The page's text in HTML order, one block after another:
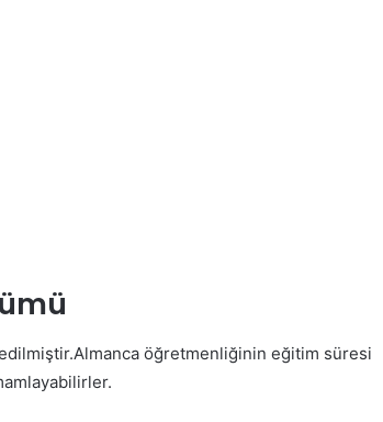
öğretmenliğinin eğitim süresi